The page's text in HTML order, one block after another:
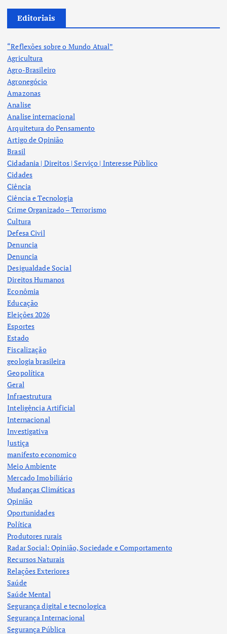
Editoriais
“Reflexões sobre o Mundo Atual”
Agricultura
Agro-Brasileiro
Agronegócio
Amazonas
Analise
Analise internacional
Arquitetura do Pensamento
Artigo de Opinião
Brasil
Cidadania | Direitos | Serviço | Interesse Público
Cidades
Ciência
Ciência e Tecnologia
Crime Organizado – Terrorismo
Cultura
Defesa Civil
Denuncia
Denuncia
Desigualdade Social
Direitos Humanos
Econômia
Educação
Eleições 2026
Esportes
Estado
Fiscalização
geologia brasileira
Geopolítica
Geral
Infraestrutura
Inteligência Artificial
Internacional
Investigativa
Justiça
manifesto economico
Meio Ambiente
Mercado Imobiliário
Mudanças Climáticas
Opinião
Oportunidades
Política
Produtores rurais
Radar Social: Opinião, Sociedade e Comportamento
Recursos Naturais
Relações Exteriores
Saúde
Saúde Mental
Segurança digital e tecnologica
Segurança Internacional
Segurança Pública